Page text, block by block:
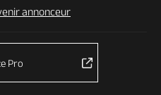
annonceur
Pro